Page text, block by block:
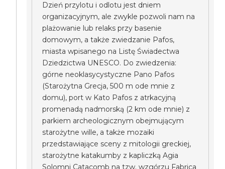
Dzień przylotu i odlotu jest dniem
organizacyjnym, ale zwykle pozwoli nam na
plażowanie lub relaks przy basenie
domowym, a także zwiedzanie Pafos,
miasta wpisanego na Listę Świadectwa
Dziedzictwa UNESCO. Do zwiedzenia:
górne neoklasycystyczne Pano Pafos
(Starożytna Grecja, 500 m ode mnie z
domu), port w Kato Pafos z atrkacyjną
promenadą nadmorską (2 km ode mnie) z
parkiem archeologicznym obejmującym
starożytne wille, a także mozaiki
przedstawiające sceny z mitologii greckiej,
starożytne katakumby z kapliczką Agia
Solomni Catacomb na tzw. wzgórzu Fabrica